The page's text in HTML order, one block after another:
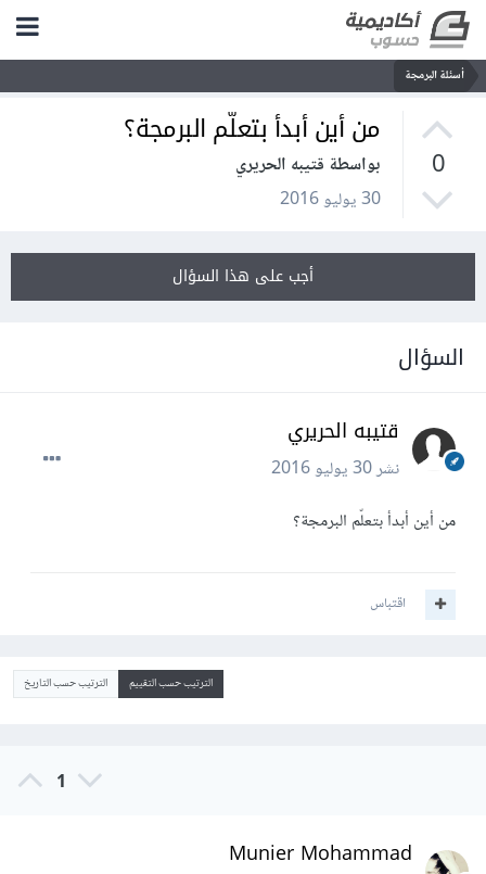
أسئلة البرمجة
0
من أين أبدأ بتعلّم البرمجة؟
بواسطة قتيبه الحريري
30 يوليو 2016
أجب على هذا السؤال
السؤال
قتيبه الحريري
نشر30 يوليو 2016
من أين أبدأ بتعلّم البرمجة؟
اقتباس
الترتيب حسب التقييم الترتيب حسب التاريخ
1
Munier Mohammad